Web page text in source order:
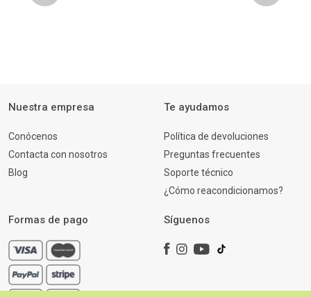
Nuestra empresa
Conócenos
Contacta con nosotros
Blog
Te ayudamos
Política de devoluciones
Preguntas frecuentes
Soporte técnico
¿Cómo reacondicionamos?
Formas de pago Síguenos